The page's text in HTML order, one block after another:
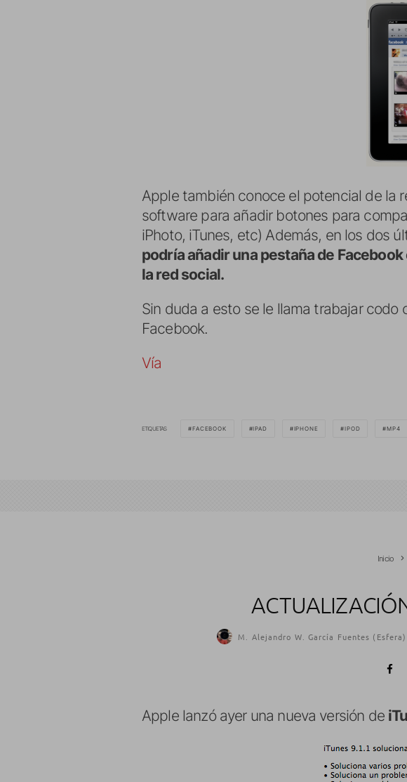
Apple también conoce el potencial de la
software para añadir botones para
iPhoto, iTunes, etc) Además, en los dos
podría añadir una pestaña de
la red social.
Sin duda a esto se le llama trabajar
Facebook.
Vía
ETIQUETAS FACEBOOK IPAD IPHONE IPOD MP4
Inicio
M. Alejandro W. García Fuentes (Esfera)
Apple lanzó ayer una nueva versión de